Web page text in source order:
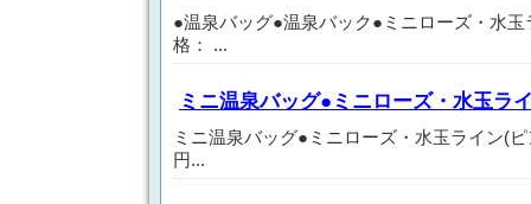
●温泉バッグ●温泉バック●ミニローズ・水
格： ...
ミニ温泉バッグ●ミニローズ・水玉ラ
ミニ温泉バッグ●ミニローズ・水玉ライン(
円...